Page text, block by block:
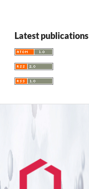
Latest publications